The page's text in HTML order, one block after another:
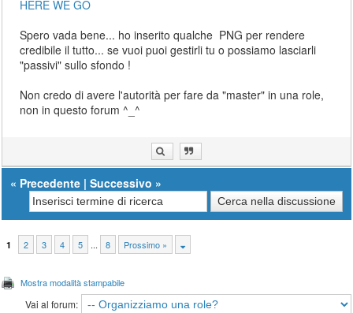
HERE WE GO
Spero vada bene... ho inserito qualche PNG per rendere
credibile il tutto... se vuoi puoi gestirli tu o possiamo lasciarli
"passivi" sullo sfondo !
Non credo di avere l'autorità per fare da "master" in una role,
non in questo forum ^_^
« Precedente |Successivo »
1 2 3 4 5 ... 8 Prossimo »
Mostra modalità stampabile
Vai al forum: